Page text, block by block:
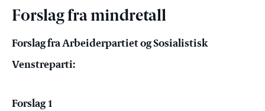
Forslag fra mindretall
Forslag fra Arbeiderpartiet og Sosialistisk
Venstreparti:
Forslag 1